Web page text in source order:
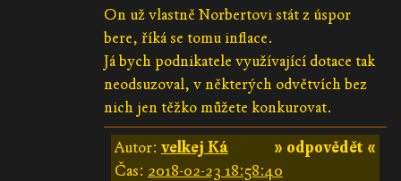
On už vlastně Norbertovi stát z úspor
bere, říká se tomu inflace.
Já bych podnikatele využívající dotace tak
neodsuzoval, v některých odvětvích bez
nich jen těžko můžete konkurovat.
» odpovědět «
Autor: velkej Ká
Čas: 2018-02-23 18:58:40